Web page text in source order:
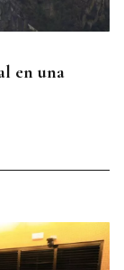
en una